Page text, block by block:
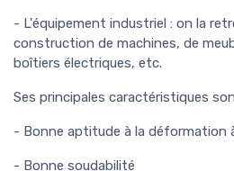
- L'équipement industriel : on la
construction de machines, de
boîtiers électriques, etc.
Ses principales caractéristiques
- Bonne aptitude à la déformation
- Bonne soudabilité